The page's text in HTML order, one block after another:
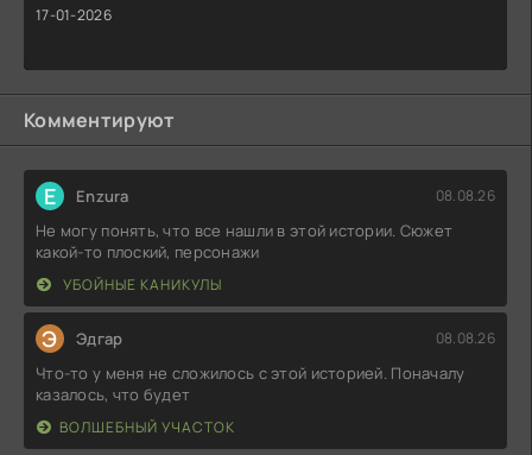
17-01-2026
Комментируют
E Enzura 08.08.26
Не могу понять, что все нашли в этой истории. Сюжет
какой-то плоский, персонажи
УБОЙНЫЕ КАНИКУЛЫ
Э Эдгар 08.08.26
Что-то у меня не сложилось с этой историей. Поначалу
казалось, что будет
ВОЛШЕБНЫЙ УЧАСТОК